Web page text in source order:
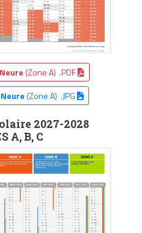
Neure (Zone A) .PDF
Neure(Zone A) .JPG
2027-2028
A, B, C